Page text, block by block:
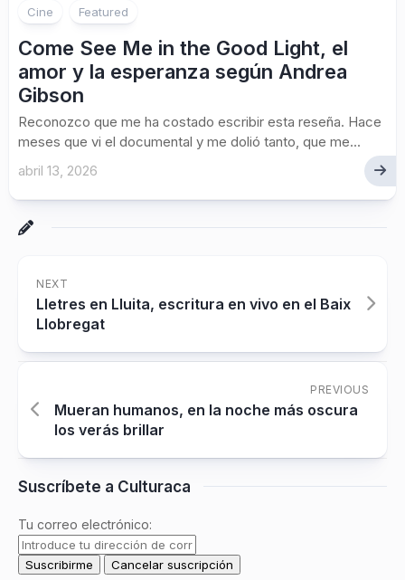
Cine Featured
Come See Me in the Good Light, el
amor y la esperanza según Andrea
Gibson
Reconozco que me ha costado escribir esta reseña. Hace
meses que vi el documental y me dolió tanto, que me...
abril 13, 2026
NEXT
Lletres en Lluita, escritura en vivo en el Baix
Llobregat
PREVIOUS
Mueran humanos, en la noche más oscura
los verás brillar
Suscríbete a Culturaca
Tu correo electrónico: